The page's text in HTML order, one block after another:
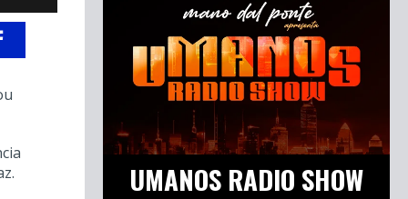
UMANOS RADIO SHOW